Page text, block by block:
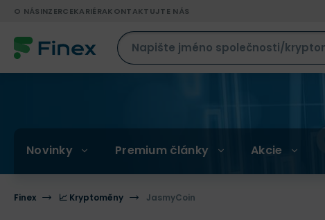
O NÁSINZERCEKARIÉRAKONTAKTUJTE NÁS
Novinky Premium články Akcie
Finex 📈 Kryptoměny JasmyCoin